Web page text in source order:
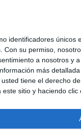
identificadores únicos
Con su permiso,
a nosotros y
más
tiene el derecho
sitio y haciendo
91 593 2767